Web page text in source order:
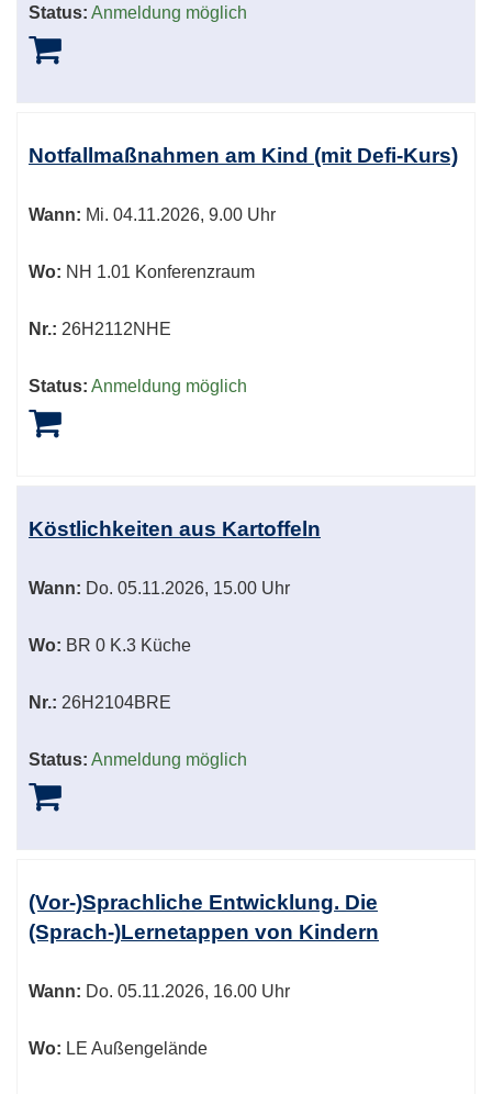
Status: Anmeldung möglich
Notfallmaßnahmen am Kind (mit Defi-Kurs)
Wann: Mi. 04.11.2026, 9.00 Uhr
Wo: NH 1.01 Konferenzraum
Nr.: 26H2112NHE
Status: Anmeldung möglich
Köstlichkeiten aus Kartoffeln
Wann: Do. 05.11.2026, 15.00 Uhr
Wo: BR 0 K.3 Küche
Nr.: 26H2104BRE
Status: Anmeldung möglich
(Vor-)Sprachliche Entwicklung. Die
(Sprach-)Lernetappen von Kindern
Wann: Do. 05.11.2026, 16.00 Uhr
Wo: LE Außengelände